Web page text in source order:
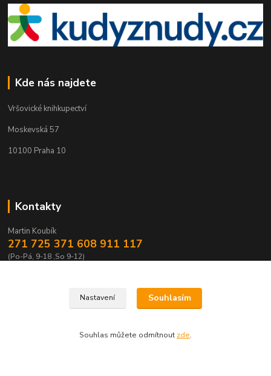
Kde nás najdete
Vršovické knihkupectví
Moskevská 57
10100 Praha 10
Kontakty
Martin Koubík
271 725 371 608 911 117
(Po-Pá, 9-18 ,So 9-12)
Nastavení Souhlasím
Souhlas můžete odmítnout zde.